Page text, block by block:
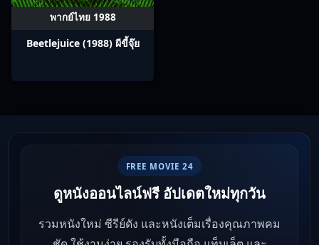
พากย์ไทย 1988
Beetlejuice (1988) ผีขี้จุ๊ย
FREE MOVIE 24
ดูหนังออนไลน์ฟรี อัปเดตใหม่ทุกวัน
รวมหนังใหม่ ซีรีย์ดัง และหนังเต็มเรื่องคุณภาพคม